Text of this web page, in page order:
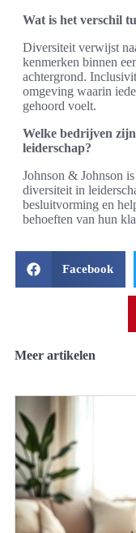
Wat is het verschil
Diversiteit verwijst
kenmerken binnen
achtergrond.
omgeving waarin
gehoord voelt.
Welke bedrijven
leiderschap?
Johnson & Johnson
diversiteit in
besluitvorming en
behoeften van hun
Facebook
Meer artikelen